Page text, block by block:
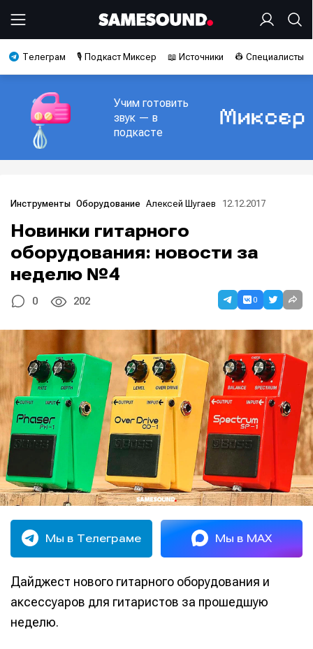
Телеграм 🎙️ Подкаст Миксер 📖 Источники 👷 Специалисты
Учим готовить
звук — в
подкасте
Инструменты Оборудование Алексей Шугаев 12.12.2017
Новинки гитарного
оборудования: новости за
неделю №4
0 202 0
Мы в Телеграме Мы в MAX
Дайджест нового гитарного оборудования и
аксессуаров для гитаристов за прошедшую
неделю.